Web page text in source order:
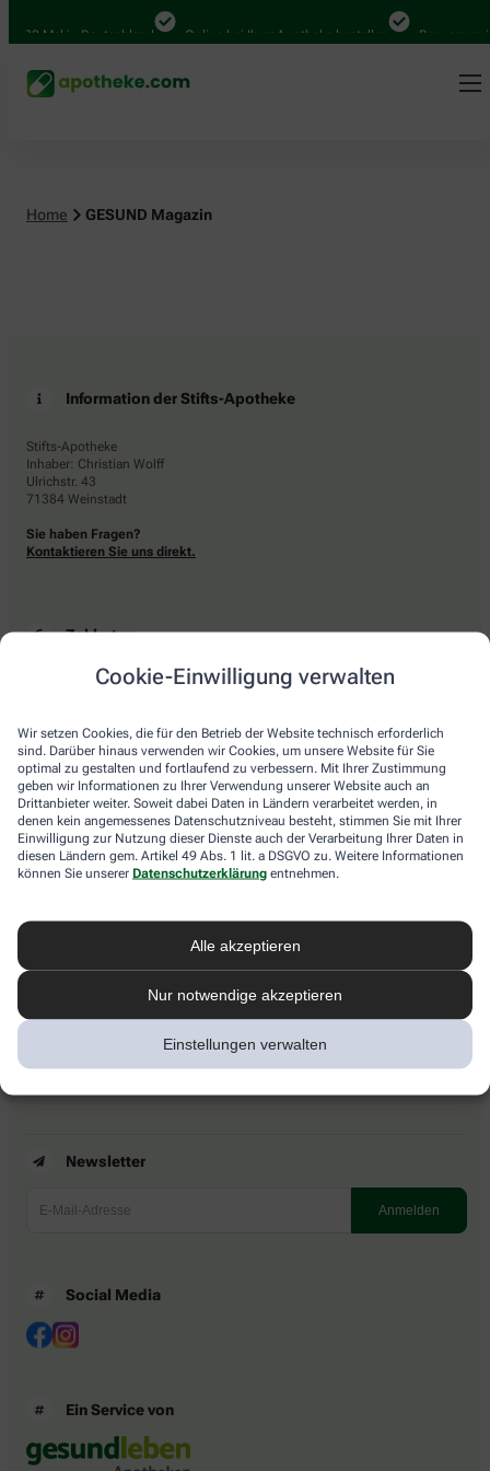
Cookie-Einwilligung verwalten
Wir setzen Cookies, die für den Betrieb der Website technisch erforderlich
sind. Darüber hinaus verwenden wir Cookies, um unsere Website für Sie
optimal zu gestalten und fortlaufend zu verbessern. Mit Ihrer Zustimmung
geben wir Informationen zu Ihrer Verwendung unserer Website auch an
Drittanbieter weiter. Soweit dabei Daten in Ländern verarbeitet werden, in
denen kein angemessenes Datenschutzniveau besteht, stimmen Sie mit Ihrer
Einwilligung zur Nutzung dieser Dienste auch der Verarbeitung Ihrer Daten in
diesen Ländern gem. Artikel 49 Abs. 1 lit. a DSGVO zu. Weitere Informationen
können Sie unserer Datenschutzerklärung entnehmen.
Alle akzeptieren
Nur notwendige akzeptieren
Einstellungen verwalten
Mal in Deutschland Online bei Ihrer Apotheke bestellen Bequem
Home GESUND Magazin
Information der Stifts-Apotheke
Stifts-Apotheke
Inhaber: Christian Wolff
Ulrichstr. 43
71384 Weinstadt
Sie haben Fragen?
Kontaktieren Sie uns direkt.
Zahlarten
Bar oder mit einer anderen akzeptierten Zahlungsart Ihrer Apotheke vor Ort.
Lieferarten
Abholung in der Apotheke
Botendienstlieferung
apotheke.com Informationen
Newsletter
Barrierefreiheitserklärung
Newsletter
Social Media
Ein Service von